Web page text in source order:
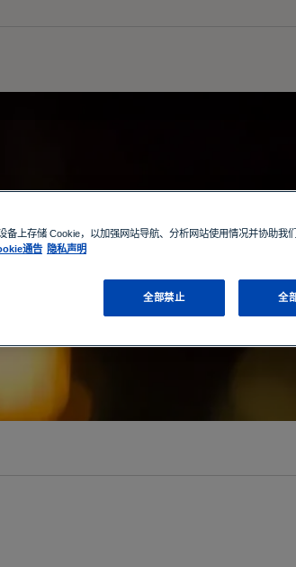
备上存储 Cookie，以加强网站导航、分析网站使用情况并协助我
通告 隐私声明
全部禁止 全